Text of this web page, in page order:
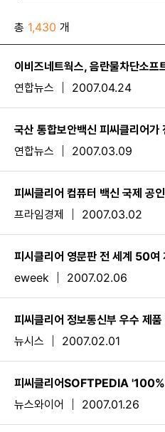
총 1,430 개
연합뉴스
이비즈네트웍스, 음란물차단소프
2007.04.24
연합뉴스
국산 통합보안백신 피씨클리어가
2007.03.09
프라임경제
피씨클리어 컴퓨터 백신 국제 공
2007.03.02
eweek
피시클리어 영문판 전 세계 50여
2007.02.06
뉴시스
피씨클리어 정보통신부 우수 제품
2007.02.01
뉴스와이어
피씨클리어SOFTPEDIA
2007.01.26